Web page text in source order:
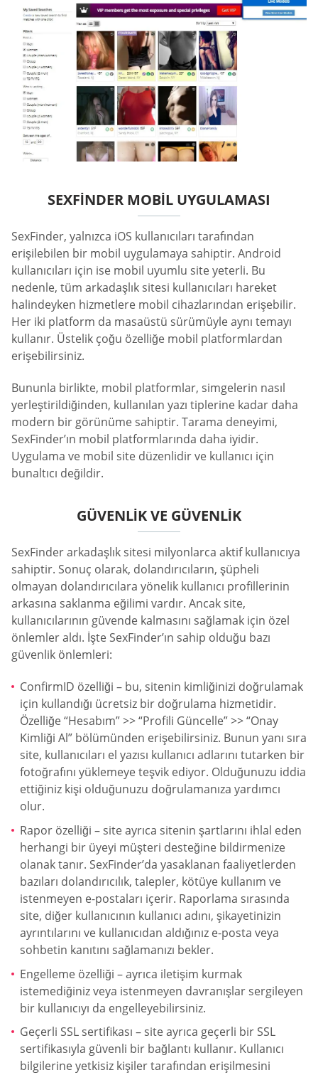
SEXFINDER MOBIL UYGULAMASI
SexFinder, yalnızca iOS kullanıcıları tarafından
erişilebilen bir mobil uygulamaya sahiptir. Android
kullanıcıları için ise mobil uyumlu site yeterli. Bu
nedenle, tüm arkadaşlık sitesi kullanıcıları hareket
halindeyken hizmetlere mobil cihazlarından erişebilir.
Her iki platform da masaüstü sürümüyle aynı temayı
kullanır. Üstelik çoğu özelliğe mobil platformlardan
erişebilirsiniz.
Bununla birlikte, mobil platformlar, simgelerin nasıl
yerleştirildiğinden, kullanılan yazı tiplerine kadar daha
modern bir görünüme sahiptir. Tarama deneyimi,
SexFinder’ın mobil platformlarında daha iyidir.
Uygulama ve mobil site düzenlidir ve kullanıcı için
bunaltıcı değildir.
GÜVENLIK VE GÜVENLIK
SexFinder arkadaşlık sitesi milyonlarca aktif kullanıcıya
sahiptir. Sonuç olarak, dolandırıcıların, şüpheli
olmayan dolandırıcılara yönelik kullanıcı profillerinin
arkasına saklanma eğilimi vardır. Ancak site,
kullanıcılarının güvende kalmasını sağlamak için özel
önlemler aldı. İşte SexFinder’ın sahip olduğu bazı
güvenlik önlemleri:
ConfirmID özelliği – bu, sitenin kimliğinizi doğrulamak
için kullandığı ücretsiz bir doğrulama hizmetidir.
Özelliğe “Hesabım” >> “Profili Güncelle” >> “Onay
Kimliği Al” bölümünden erişebilirsiniz. Bunun yanı sıra
site, kullanıcıları el yazısı kullanıcı adlarını tutarken bir
fotoğrafını yüklemeye teşvik ediyor. Olduğunuzu iddia
ettiğiniz kişi olduğunuzu doğrulamanıza yardımcı
olur.
Rapor özelliği – site ayrıca sitenin şartlarını ihlal eden
herhangi bir üyeyi müşteri desteğine bildirmenize
olanak tanır. SexFinder’da yasaklanan faaliyetlerden
bazıları dolandırıcılık, talepler, kötüye kullanım ve
istenmeyen e-postaları içerir. Raporlama sırasında
site, diğer kullanıcının kullanıcı adını, şikayetinizin
ayrıntılarını ve kullanıcıdan aldığınız e-posta veya
sohbetin kanıtını sağlamanızı bekler.
Engelleme özelliği – ayrıca iletişim kurmak
istemediğiniz veya istenmeyen davranışlar sergileyen
bir kullanıcıyı da engelleyebilirsiniz.
Geçerli SSL sertifikası – site ayrıca geçerli bir SSL
sertifikasıyla güvenli bir bağlantı kullanır. Kullanıcı
bilgilerine yetkisiz kişiler tarafından erişilmesini